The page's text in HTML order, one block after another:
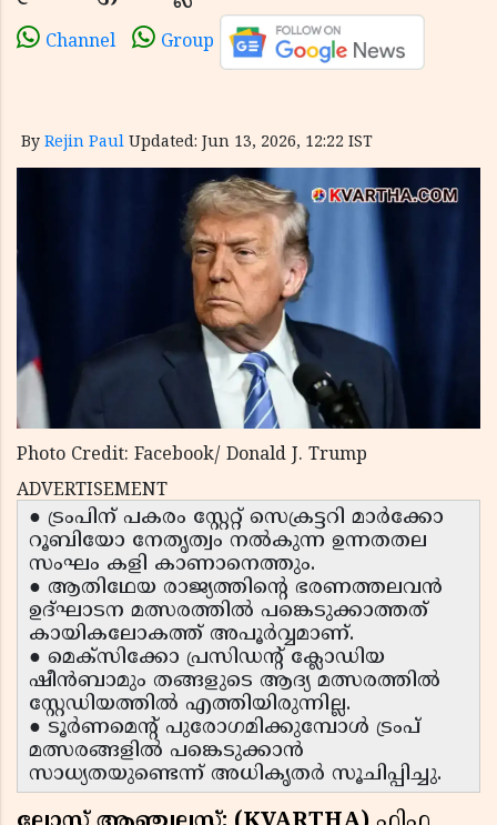
Channel Group
By Rejin Paul Updated: Jun 13, 2026, 12:22 IST
Photo Credit: Facebook/ Donald J. Trump
ADVERTISEMENT
● ട്രംപിന് പകരം സ്റ്റേറ്റ് സെക്രട്ടറി മാർക്കോ
റൂബിയോ നേതൃത്വം നൽകുന്ന ഉന്നതതല
സംഘം കളി കാണാനെത്തും.
● ആതിഥേയ രാജ്യത്തിൻ്റെ ഭരണത്തലവൻ
ഉദ്ഘാടന മത്സരത്തിൽ പങ്കെടുക്കാത്തത്
കായികലോകത്ത് അപൂർവ്വമാണ്.
● മെക്സിക്കോ പ്രസിഡൻ്റ് ക്ലോഡിയ
ഷീൻബാമും തങ്ങളുടെ ആദ്യ മത്സരത്തിൽ
സ്റ്റേഡിയത്തിൽ എത്തിയിരുന്നില്ല.
● ടൂർണമെൻ്റ് പുരോഗമിക്കുമ്പോൾ ട്രംപ്
മത്സരങ്ങളിൽ പങ്കെടുക്കാൻ
സാധ്യതയുണ്ടെന്ന് അധികൃതർ സൂചിപ്പിച്ചു.